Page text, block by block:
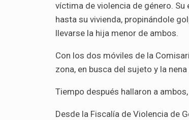
víctima de violencia de género.
hasta su vivienda, propinándole
llevarse la hija menor de ambos.
Con los dos móviles de la
zona, en busca del sujeto y la
Tiempo después hallaron a
Desde la Fiscalía de Violencia de